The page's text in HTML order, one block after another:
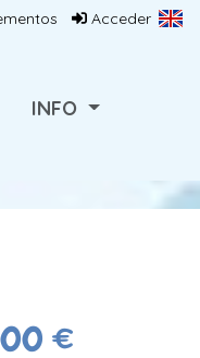
Acceder
INFO
€